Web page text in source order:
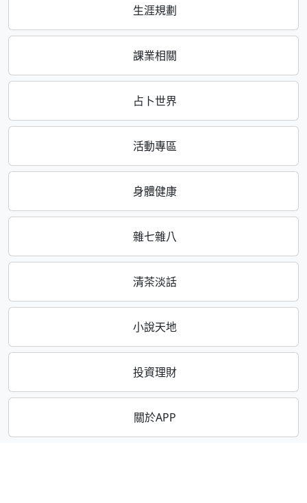
生涯規劃
課業相關
占卜世界
活動專區
身體健康
雜七雜八
清茶淡話
小說天地
投資理財
關於APP